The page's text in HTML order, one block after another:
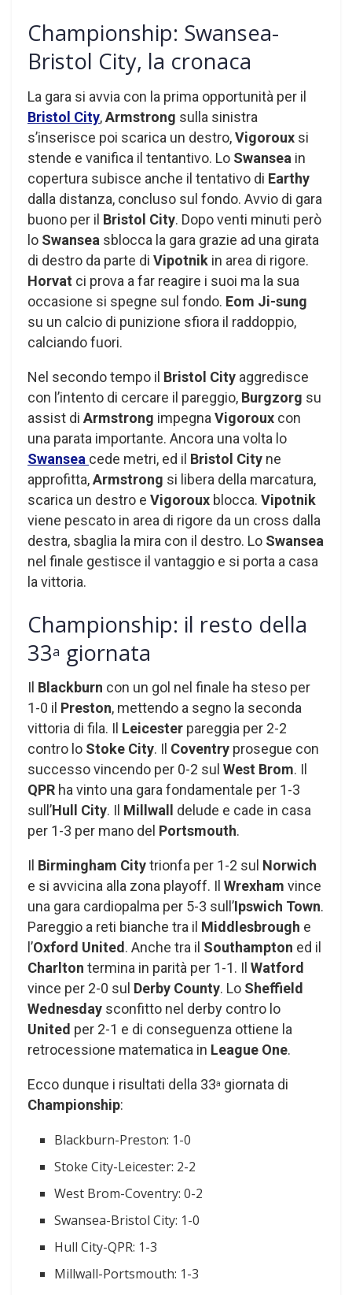
Championship: Swansea-
Bristol City, la cronaca
La gara si avvia con la prima opportunità per il
Bristol City,Armstrong sulla sinistra
s’inserisce poi scarica un destro,Vigoroux si
stende e vanifica il tentantivo. Lo Swansea in
copertura subisce anche il tentativo di Earthy
dalla distanza, concluso sul fondo. Avvio di gara
buono per il Bristol City. Dopo venti minuti però
lo Swansea sblocca la gara grazie ad una girata
di destro da parte di Vipotnik in area di rigore.
Horvat ci prova a far reagire i suoi ma la sua
occasione si spegne sul fondo. Eom Ji-sung
su un calcio di punizione sfiora il raddoppio,
calciando fuori.
Nel secondo tempo il Bristol City aggredisce
con l’intento di cercare il pareggio, Burgzorg su
assist di Armstrong impegna Vigoroux con
una parata importante. Ancora una volta lo
Swansea cede metri, ed il Bristol City ne
approfitta,Armstrong si libera della marcatura,
scarica un destro e Vigoroux blocca. Vipotnik
viene pescato in area di rigore da un cross dalla
destra, sbaglia la mira con il destro. Lo Swansea
nel finale gestisce il vantaggio e si porta a casa
la vittoria.
Championship: il resto della
33a giornata
Il Blackburn con un gol nel finale ha steso per
1-0 il Preston, mettendo a segno la seconda
vittoria di fila. Il Leicester pareggia per 2-2
contro lo Stoke City. Il Coventry prosegue con
successo vincendo per 0-2 sul West Brom. Il
QPR ha vinto una gara fondamentale per 1-3
sull’Hull City. Il Millwall delude e cade in casa
per 1-3 per mano del Portsmouth.
Il Birmingham Citytrionfa per 1-2 sul Norwich
e si avvicina alla zona playoff. Il Wrexham vince
una gara cardiopalma per 5-3 sull’Ipswich Town.
Pareggio a reti bianche tra il Middlesbrough e
l’Oxford United. Anche tra il Southampton ed il
Charlton termina in parità per 1-1. Il Watford
vince per 2-0 sul Derby County. Lo Sheffield
Wednesday sconfitto nel derby contro lo
United per 2-1 e di conseguenza ottiene la
retrocessione matematica in League One.
Ecco dunque i risultati della 33a giornata di
Championship:
Blackburn-Preston: 1-0
Stoke City-Leicester: 2-2
West Brom-Coventry: 0-2
Swansea-Bristol City: 1-0
Hull City-QPR: 1-3
Millwall-Portsmouth: 1-3